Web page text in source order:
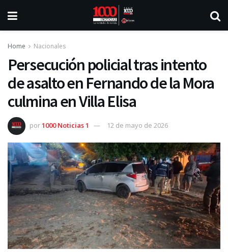
Home Nacionales
Persecución policial tras intento
de asalto en Fernando de la Mora
culmina en Villa Elisa
por1000 Noticias 1 12 de mayo de 2026